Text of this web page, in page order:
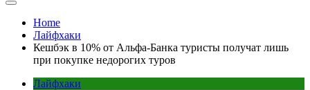
Home
Лайфхаки
Кешбэк в 10% от Альфа-Банка туристы получат лишь
при покупке недорогих туров
Лайфхаки